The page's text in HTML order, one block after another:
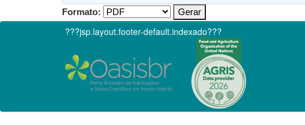
Formato:
???jsp.layout.footer-default.indexado???